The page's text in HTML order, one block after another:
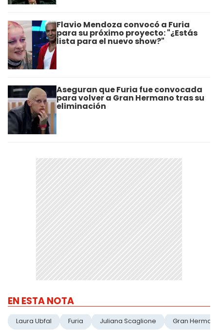
Flavio Mendoza convocó a Furia
para su próximo proyecto: "¿Estás
lista para el nuevo show?"
Aseguran que Furia fue convocada
para volver a Gran Hermano tras su
eliminación
EN ESTA NOTA
Laura Ubfal Furia Juliana Scaglione Gran